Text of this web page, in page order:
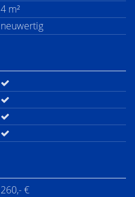
4 m²
neuwertig
260,- €